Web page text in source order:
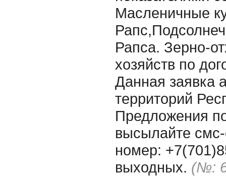
Масленичные
Рапса. Зерно-
хозяйств по
Данная заявка
территорий
Предложения
высылайте
номер:
выходных. (№: